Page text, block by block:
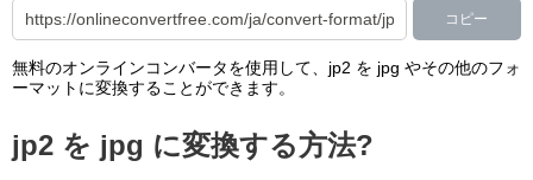
コピー
無料のオンラインコンバータを使用して、jp2 を jpg やその他のフォ
ーマットに変換することができます。
jp2 を jpg に変換する方法?